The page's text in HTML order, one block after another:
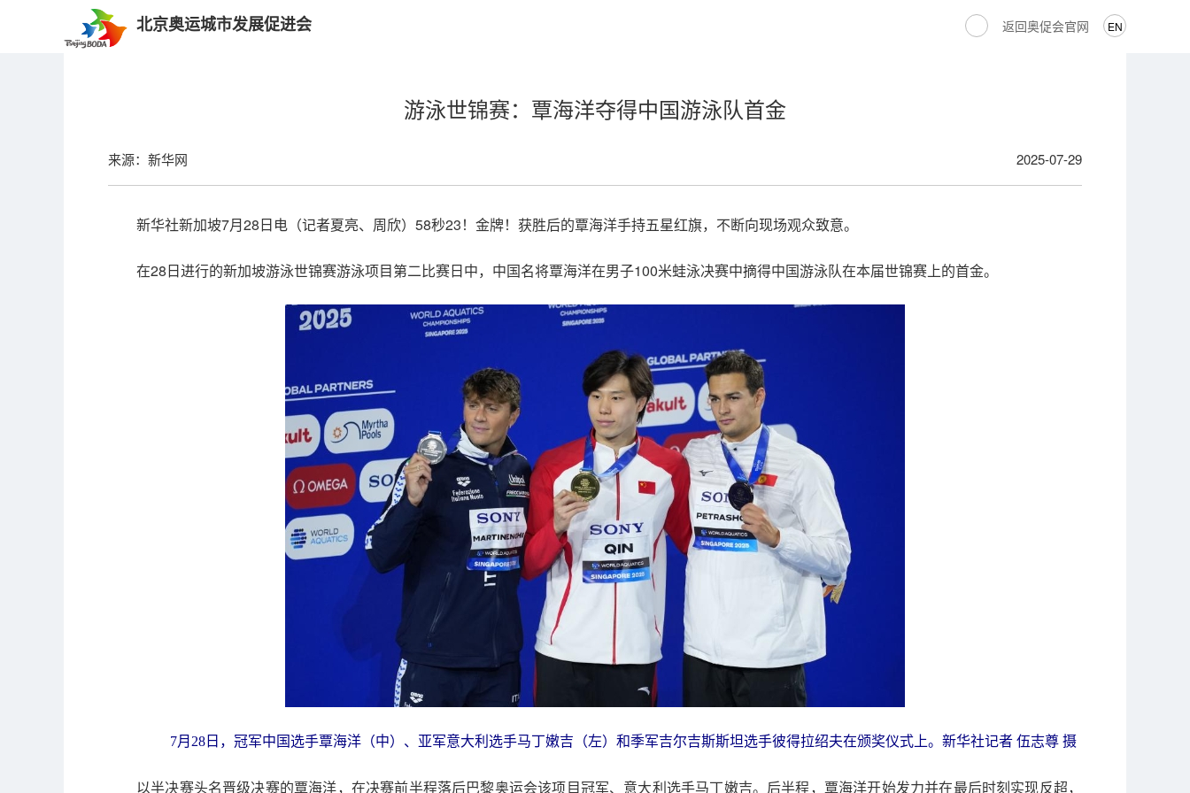
北京奥运城市发展促进会 EN
返回奥促会官网
游泳世锦赛：覃海洋夺得中国游泳队首金
来源：新华网 2025-07-29
新华社新加坡7月28日电（记者夏亮、周欣）58秒23！金牌！获胜后的覃海洋手持五星红旗，不断向现场观众致意。
在28日进行的新加坡游泳世锦赛游泳项目第二比赛日中，中国名将覃海洋在男子100米蛙泳决赛中摘得中国游泳队在本届世锦赛上的首金。
7月28日，冠军中国选手覃海洋（中）、亚军意大利选手马丁嫩吉（左）和季军吉尔吉斯斯坦选手彼得拉绍夫在颁奖仪式上。新华社记者 伍志尊 摄
以半决赛头名晋级决赛的覃海洋，在决赛前半程落后巴黎奥运会该项目冠军、意大利选手马丁嫩吉。后半程，覃海洋开始发力并在最后时刻实现反超，